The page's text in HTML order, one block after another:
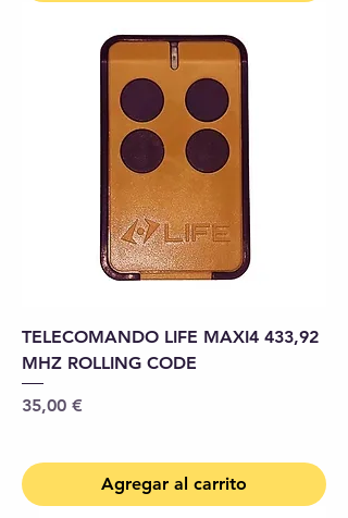
TELECOMANDO LIFE MAXI4 433,92
MHZ ROLLING CODE
Precio
35,00 €
Agregar al carrito